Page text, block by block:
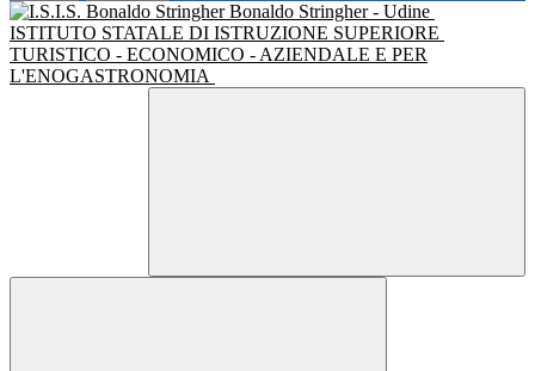
Bonaldo Stringher - Udine
ISTITUTO STATALE DI ISTRUZIONE SUPERIORE
TURISTICO - ECONOMICO - AZIENDALE E PER
L'ENOGASTRONOMIA